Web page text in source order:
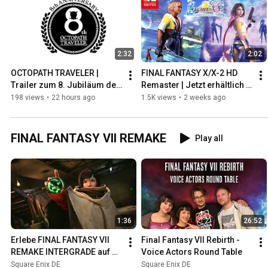
2:32
OCTOPATH TRAVELER |
Trailer zum 8. Jubiläum der
Reihe
198 views • 22 hours ago
2:02
FINAL FANTASY X/X-2 HD
Remaster | Jetzt erhältlich
für Nintendo Switch™ 2
1.5K views • 2 weeks ago
FINAL FANTASY VII REMAKE Play all
1:36
Erlebe FINAL FANTASY VII
REMAKE INTERGRADE auf
Xbox
Square Enix DE
26:52
Final Fantasy VII Rebirth -
Voice Actors Round Table
Square Enix DE